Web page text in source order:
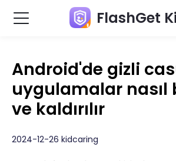
FlashGet
Android'de gizli
uygulamalar nasıl
ve kaldırılır
2024-12-26 kidcaring